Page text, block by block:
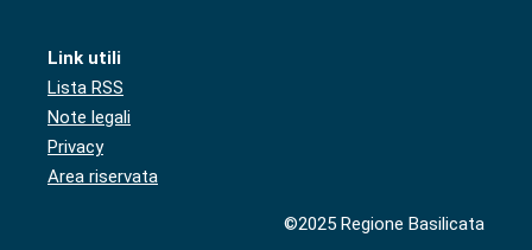
Link utili
Lista RSS
Note legali
Privacy
Area riservata
©2025 Regione Basilicata